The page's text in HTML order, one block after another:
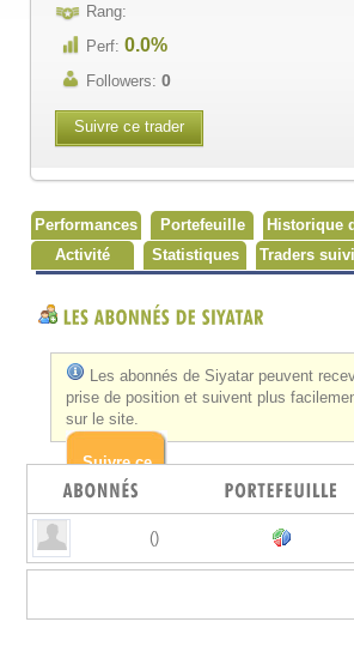
Rang:
Perf:0.0%
Followers:0
Suivre ce trader
Performances Portefeuille
Historique
Activité
Statistiques Traders
Les abonnés de Siyatar peuvent
prise de position et suivent plus
sur le site.
Suivre ce
trader
()